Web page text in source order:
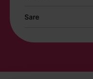
Sare